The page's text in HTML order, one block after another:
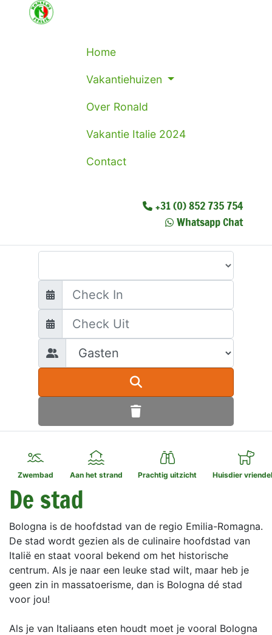
Home
Vakantiehuizen
Over Ronald
Vakantie Italie 2024
Contact
+31 (0) 852 735 754
Whatsapp Chat
Zwembad Aan het strand Prachtig uitzicht Huisdier
De stad
Bologna is de hoofdstad van de regio Emilia-Romagna.
De stad wordt gezien als de culinaire hoofdstad van
Italië en staat vooral bekend om het historische
centrum. Als je naar een leuke stad wilt, maar heb je
geen zin in massatoerisme, dan is Bologna dé stad
voor jou!
Als je van Italiaans eten houdt moet je vooral Bologna